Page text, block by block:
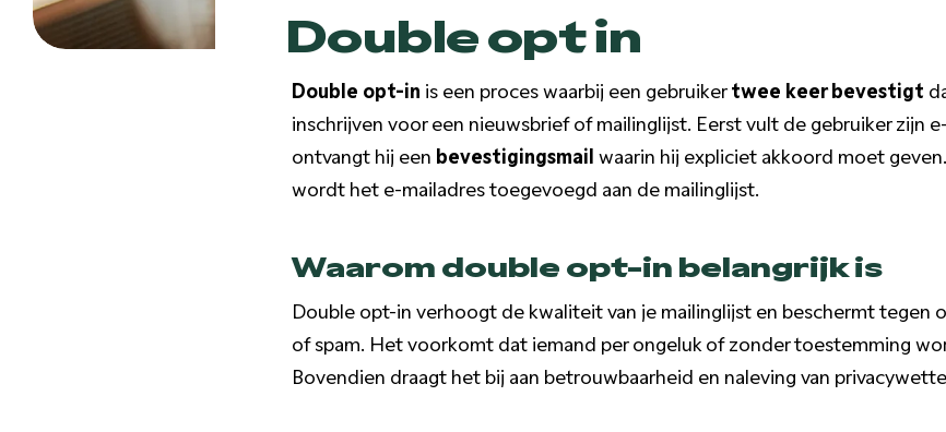
Double opt in
Double opt-in is een proces waarbij een gebruikertwee keer bevestigt
inschrijven voor een nieuwsbrief of mailinglijst. Eerst vult de gebruiker zijn
ontvangt hij een bevestigingsmailwaarin hij expliciet akkoord moet
wordt het e-mailadres toegevoegd aan de mailinglijst.
Waarom double opt-in belangrijk is
Double opt-in verhoogt de kwaliteit van je mailinglijst en beschermt tegen
of spam. Het voorkomt dat iemand per ongeluk of zonder toestemming
Bovendien draagt het bij aan betrouwbaarheid en naleving van